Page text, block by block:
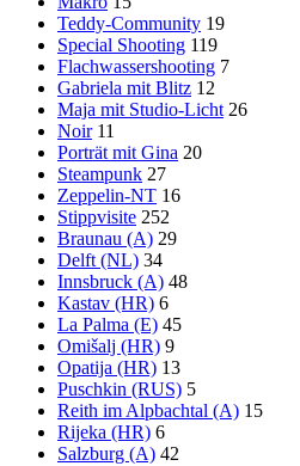
Teddy-Community 19
Special Shooting 119
Flachwassershooting 7
Gabriela mit Blitz 12
Maja mit Studio-Licht 26
Noir 11
Porträt mit Gina 20
Steampunk 27
Zeppelin-NT 16
Stippvisite 252
Braunau (A) 29
Delft (NL) 34
Innsbruck (A) 48
Kastav (HR) 6
La Palma (E) 45
Omišalj (HR) 9
Opatija (HR) 13
Puschkin (RUS) 5
Reith im Alpbachtal (A) 15
Rijeka (HR) 6
Salzburg (A) 42